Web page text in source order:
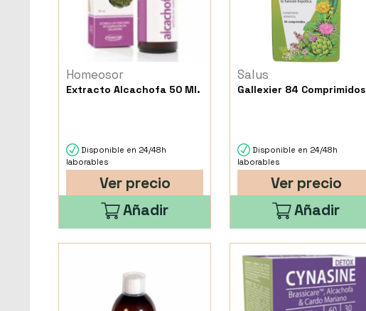
Homeosor
Extracto Alcachofa 50 Ml.
Disponible en 24/48h
laborables
Ver precio
Añadir
Salus
Gallexier 84 Comprimidos
Disponible en 24/48h
laborables
Ver precio
Añadir